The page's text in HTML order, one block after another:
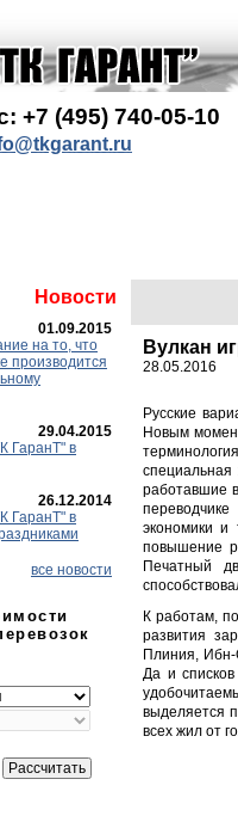
+7 (495) 740-05-10
Новости
01.09.2015
на то, что
производится
29.04.2015
ГаранT" в
26.12.2014
ГаранТ" в
все новости
Вулкан
28.05.2016
Русские
Новым
работавшие
экономики и
повышение
Печатный
К работам,
развития
Плиния, Ибн-
Да и
выделяется
всех жил от